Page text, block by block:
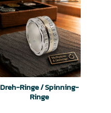
Dreh-Ringe / Spinning-
Ringe